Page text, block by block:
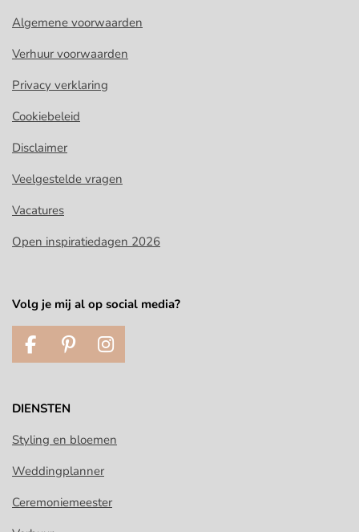
Algemene voorwaarden
Verhuur voorwaarden
Privacy verklaring
Cookiebeleid
Disclaimer
Veelgestelde vragen
Vacatures
Open inspiratiedagen 2026
Volg je mij al op social media?
F
a
e
o
k
P
i
t
r
s
I
n
g
DIENSTEN
Styling en bloemen
Weddingplanner
Ceremoniemeester